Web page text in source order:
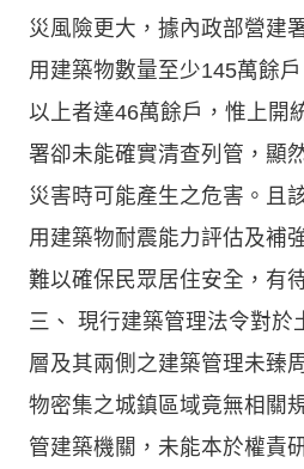
災風險更大，據內政部營建
用建築物數量至少145萬餘
以上者達46萬餘戶，惟上開
署卻未能確實清查列管，顯
災害時可能產生之危害。且
用建築物耐震能力評估及補
難以確保民眾居住安全，有
三、 現行建築管理法令對於
層及其兩側之建築管理未臻
物密集之城鎮區域竟無相關
管建築機關，未能本於權責